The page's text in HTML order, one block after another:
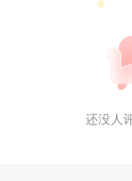
还没人